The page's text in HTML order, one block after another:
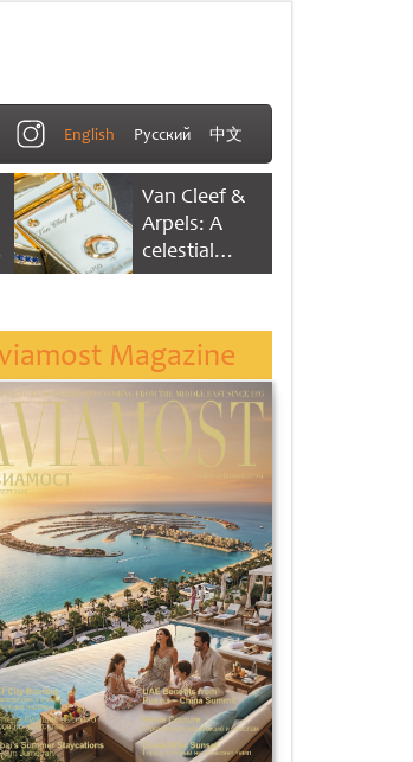
English Русский 中文
Van Cleef &
Arpels: A
celestial
dance of time
Magazine